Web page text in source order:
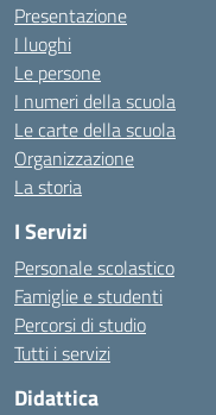
Presentazione
I luoghi
Le persone
I numeri della scuola
Le carte della scuola
Organizzazione
La storia
I Servizi
Personale scolastico
Famiglie e studenti
Percorsi di studio
Tutti i servizi
Didattica